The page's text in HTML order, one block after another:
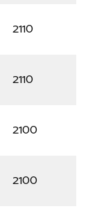
2110
2110
2100
2100